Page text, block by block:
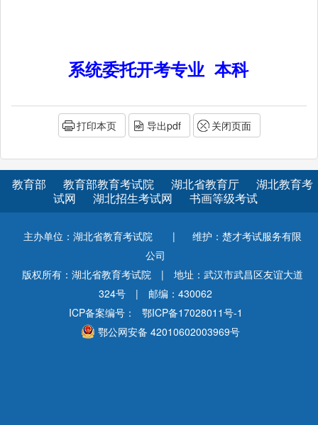
系统委托开考专业 本科
打印本页 导出pdf 关闭页面
教育部 教育部教育考试院 湖北省教育厅
湖北教育考
试网
湖北招生考试网 书画等级考试
主办单位：湖北省教育考试院 |
维护：楚才考试服务有限
公司
版权所有：湖北省教育考试院
|
地址：武汉市武昌区友谊大道
324号
|
邮编：430062
ICP备案编号：
鄂ICP备17028011号-1
鄂公网安备 42010602003969号